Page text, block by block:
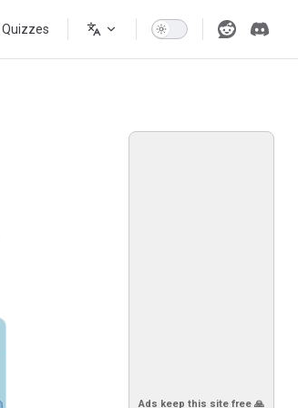
Quizzes
Ads keep this site free 🙏